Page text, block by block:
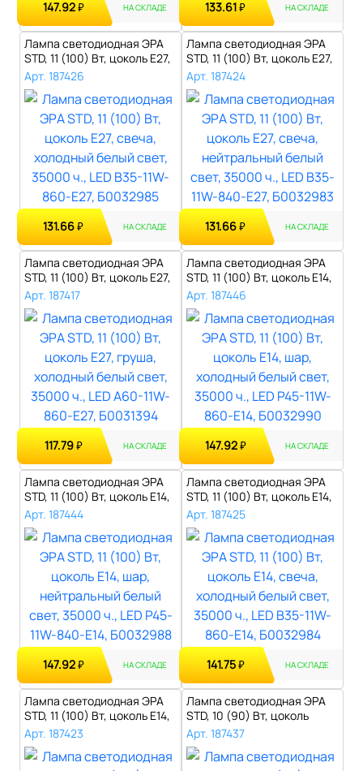
147.92₽ НА СКЛАДЕ 133.61₽ НА СКЛАДЕ
Лампа светодиодная ЭРА
STD, 11 (100) Вт, цоколь E27,
св..
Арт. 187426
131.66₽ НА СКЛАДЕ
Лампа светодиодная ЭРА
STD, 11 (100) Вт, цоколь E27,
св..
Арт. 187424
131.66₽ НА СКЛАДЕ
Лампа светодиодная ЭРА
STD, 11 (100) Вт, цоколь E27,
гр..
Арт. 187417
117.79₽ НА СКЛАДЕ
Лампа светодиодная ЭРА
STD, 11 (100) Вт, цоколь E14,
ша..
Арт. 187446
147.92₽ НА СКЛАДЕ
Лампа светодиодная ЭРА
STD, 11 (100) Вт, цоколь E14,
ша..
Арт. 187444
147.92₽ НА СКЛАДЕ
Лампа светодиодная ЭРА
STD, 11 (100) Вт, цоколь E14,
св..
Арт. 187425
141.75₽ НА СКЛАДЕ
Лампа светодиодная ЭРА
STD, 11 (100) Вт, цоколь E14,
св..
Арт. 187423
Лампа светодиодная ЭРА
STD, 10 (90) Вт, цоколь
GU5.3, с..
Арт. 187437